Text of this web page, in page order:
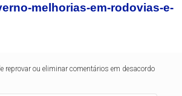
melhorias-em-rodovias-e-
reprovar ou eliminar comentários em desacordo